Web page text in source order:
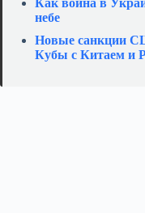
Как война в
небе
Новые санкции
Кубы с Китаем и